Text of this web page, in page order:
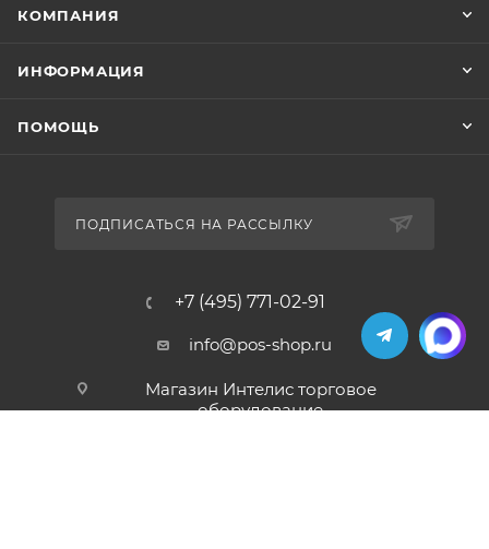
КОМПАНИЯ
ИНФОРМАЦИЯ
ПОМОЩЬ
ПОДПИСАТЬСЯ НА РАССЫЛКУ
+7 (495) 771-02-91
info@pos-shop.ru
Магазин Интелис торговое
оборудование